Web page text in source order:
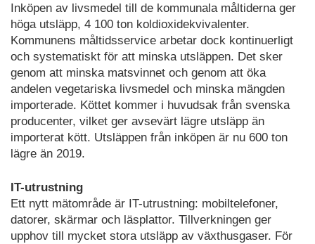
Inköpen av livsmedel till de kommunala måltiderna ger
höga utsläpp, 4 100 ton koldioxidekvivalenter.
Kommunens måltidsservice arbetar dock kontinuerligt
och systematiskt för att minska utsläppen. Det sker
genom att minska matsvinnet och genom att öka
andelen vegetariska livsmedel och minska mängden
importerade. Köttet kommer i huvudsak från svenska
producenter, vilket ger avsevärt lägre utsläpp än
importerat kött. Utsläppen från inköpen är nu 600 ton
lägre än 2019.
IT-utrustning
Ett nytt mätområde är IT-utrustning: mobiltelefoner,
datorer, skärmar och läsplattor. Tillverkningen ger
upphov till mycket stora utsläpp av växthusgaser. För